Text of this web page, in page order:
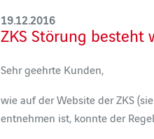
19.12.2016
ZKS Störung besteht
Sehr geehrte Kunden,
wie auf der Website der ZKS
entnehmen ist, konnte der